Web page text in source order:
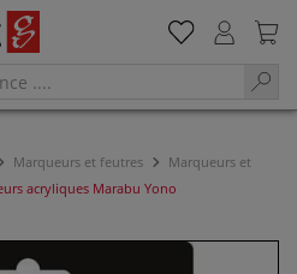
Marqueurs et feutres
Marqueurs et
acryliques Marabu Yono